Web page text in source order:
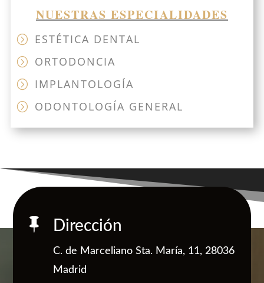
NUESTRAS ESPECIALIDADES
= ESTÉTICA DENTAL
= ORTODONCIA
= IMPLANTOLOGÍA
= ODONTOLOGÍA GENERAL
 Dirección
C. de Marceliano Sta. María, 11, 28036
Madrid